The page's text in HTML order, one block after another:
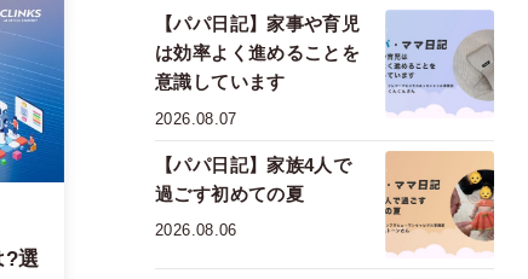
?選
【パパ日記】家事や育児
は効率よく進めることを
意識しています
2026.08.07
【パパ日記】家族4人で
過ごす初めての夏
2026.08.06